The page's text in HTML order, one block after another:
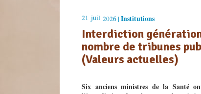
21 juil 2026 | Institutions
Interdiction
nombre de tribunes
(Valeurs actuelles)
Six anciens ministres de la Santé